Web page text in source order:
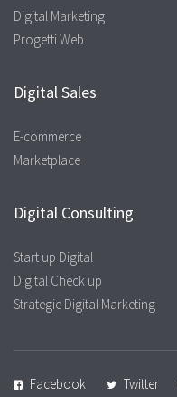
Digital Marketing
Progetti Web
Digital Sales
E-commerce
Marketplace
Digital Consulting
Start up Digital
Digital Check up
Strategie Digital Marketing
Facebook Twitter